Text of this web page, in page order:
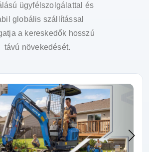
ügyfélszolgálattal és
globális szállítással
a kereskedők hosszú
távú növekedését.